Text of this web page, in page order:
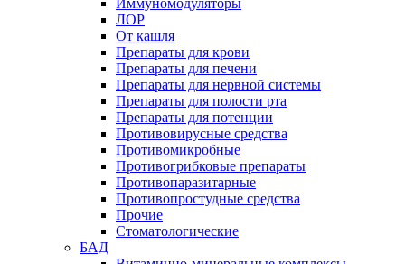
Иммуномодуляторы
ЛОР
От кашля
Препараты для крови
Препараты для печени
Препараты для нервной системы
Препараты для полости рта
Препараты для потенции
Противовирусные средства
Противомикробные
Противогрибковые препараты
Противопаразитарные
Противопростудные средства
Прочие
Стоматологические
БАД